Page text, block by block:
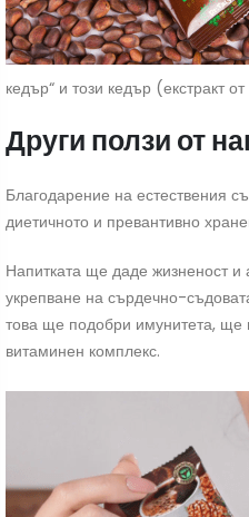
кедър“ и този кедър (екстракт
Други ползи от
Благодарение на естествения
диетичното и превантивно
Напитката ще даде жизненост и
укрепване на сърдечно-
това ще подобри имунитета, ще
витаминен комплекс.